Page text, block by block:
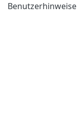
Benutzerhinweise